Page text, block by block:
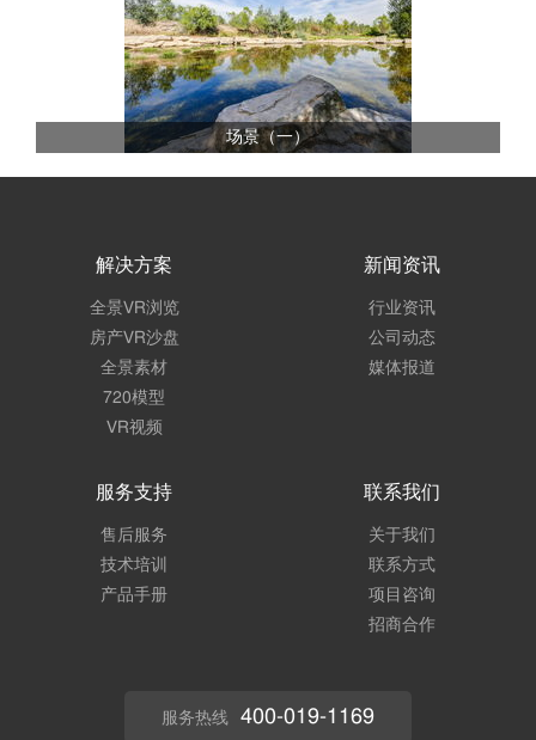
场景（一）
解决方案
全景VR浏览
房产VR沙盘
全景素材
720模型
VR视频
新闻资讯
行业资讯
公司动态
媒体报道
服务支持
售后服务
技术培训
产品手册
联系我们
关于我们
联系方式
项目咨询
招商合作
服务热线 400-019-1169